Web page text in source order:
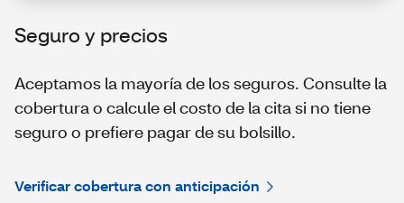
Seguro y precios
Aceptamos la mayoría de los seguros. Consulte la
cobertura o calcule el costo de la cita si no tiene
seguro o prefiere pagar de su bolsillo.
Verificar cobertura con anticipación